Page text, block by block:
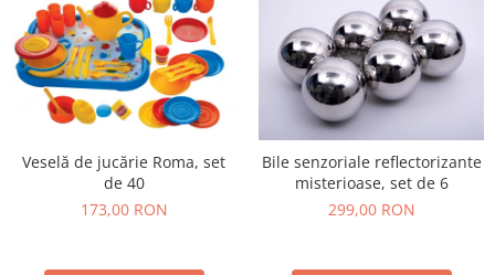
Veselă de jucărie Roma, set
de 40
173,00 RON
Bile senzoriale reflectorizante
misterioase, set de 6
299,00 RON